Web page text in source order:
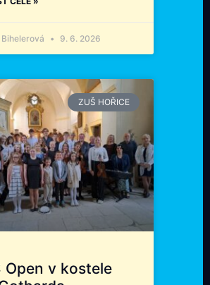
9. 6. 2026
ZUŠ HOŘICE
Open v kostele